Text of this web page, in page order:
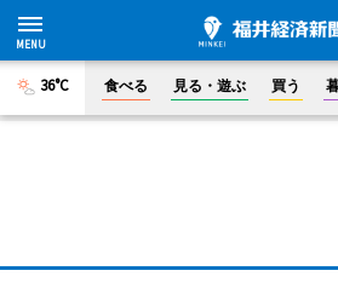
36°C 食べる 見る・遊ぶ 買う